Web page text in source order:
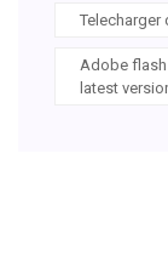
Adobe
latest